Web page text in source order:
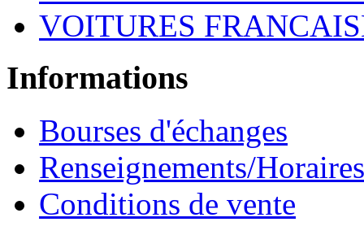
VOITURES
Informations
Bourses d'échanges
Renseignements/Horaires
Conditions de vente